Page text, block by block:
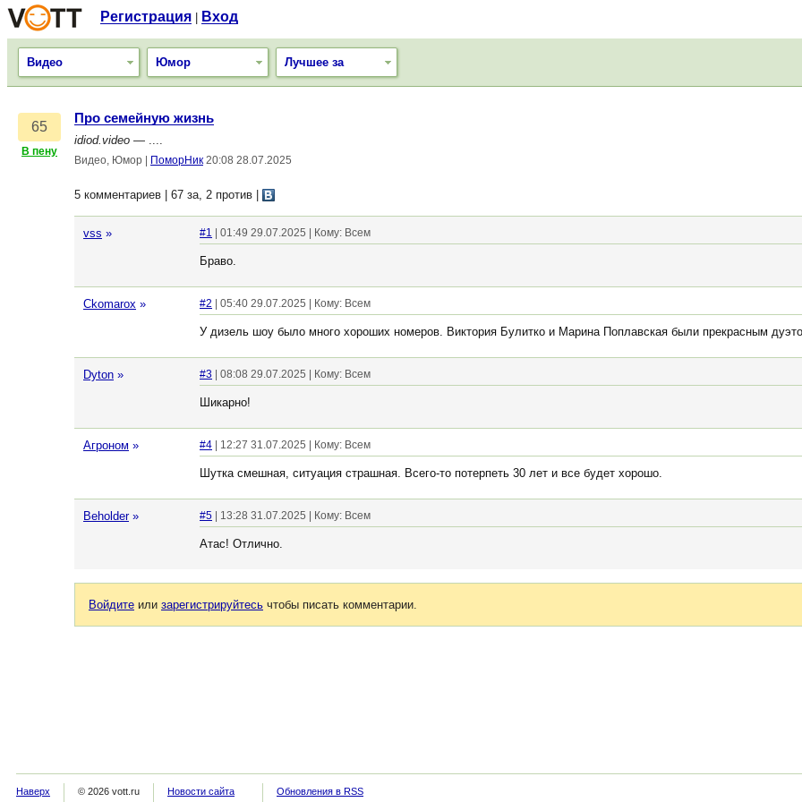
Регистрация Вход
Видео Юмор Лучшее за
65
В пену
Про семейную жизнь
idiod.video — ....
Видео, Юмор ПоморНик 20:08 28.07.2025
5 комментариев | 67 за, 2 против
vss » #1 | 01:49 29.07.2025 | Кому: Всем
Браво.
Ckomarox » #2 | 05:40 29.07.2025 | Кому: Всем
У дизель шоу было много хороших номеров. Виктория Булитко и Марина Поплавская были прекрасным
Dyton » #3 | 08:08 29.07.2025 | Кому: Всем
Шикарно!
Агроном » #4 | 12:27 31.07.2025 | Кому: Всем
Шутка смешная, ситуация страшная. Всего-то потерпеть 30 лет и все будет хорошо.
Beholder » #5 | 13:28 31.07.2025 | Кому: Всем
Атас! Отлично.
Войдите или зарегистрируйтесь чтобы писать комментарии.
Наверх © 2026 vott.ru Новости сайта Обновления в RSS